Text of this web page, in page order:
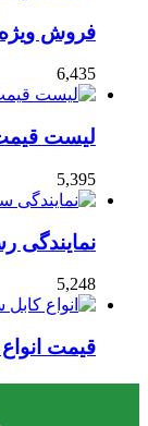
فروش ویژه
6,435
لیست
5,395
نمایندگی
5,248
قیمت
4,727